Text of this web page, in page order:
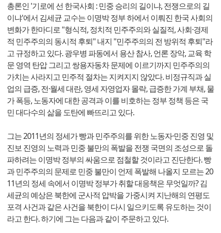
총론인 '기로에 선 한국사회 : 민중 승리의 길이냐, 전쟁으로의 길
이냐'에서 김세균 교수는 이명박 정부 하에서 이뤄진 한국 사회의
변화가 한마디로 "형식적, 정치적 민주주의와 실질적, 사회·경제
적 민주주의의 동시적 후퇴" 내지 "민주주의의 전 방위적 후퇴"라
고 규정하고 있다. 광우병 파동에서 용산 참사, 언론 장악, 교육 학
문 영역 탄압 그리고 쌍용자동차 문제에 이르기까지 민주주의의
가치는 사라지고 민주적 절차는 지켜지지 않았다. 비정규직과 실
업의 급증, 전·월세 대란, 영세 자영업자 몰락, 급증한 가계 부채, 물
가 폭등, 노동자에 대한 공격과 이를 비호하는 정부 정책 등은 국
민 대다수의 삶을 도탄에 빠뜨리고 있다.
그는 2011년의 정세가 빵과 민주주의를 위한 노동자·민중 진영 및
진보 진영의 노력과 민중 불만의 폭발을 전쟁 국면의 조성으로 돌
파하려는 이명박 정부의 싸움으로 점철할 것이라고 진단한다. 빵
과 민주주의의 문제로 민중 불만이 언제 폭발해 나올지 모르는 20
11년의 정세 속에서 이명박 정부가 취할 대응책은 무엇일까? 김
세균의 예상은 북한에 군사적 압박을 가중시켜 지난해의 연평도
포격 사건과 같은 사건을 북한이 다시 일으키도록 유도하는 것이
라고 한다. 하기에 그는 다음과 같이 주문하고 있다.